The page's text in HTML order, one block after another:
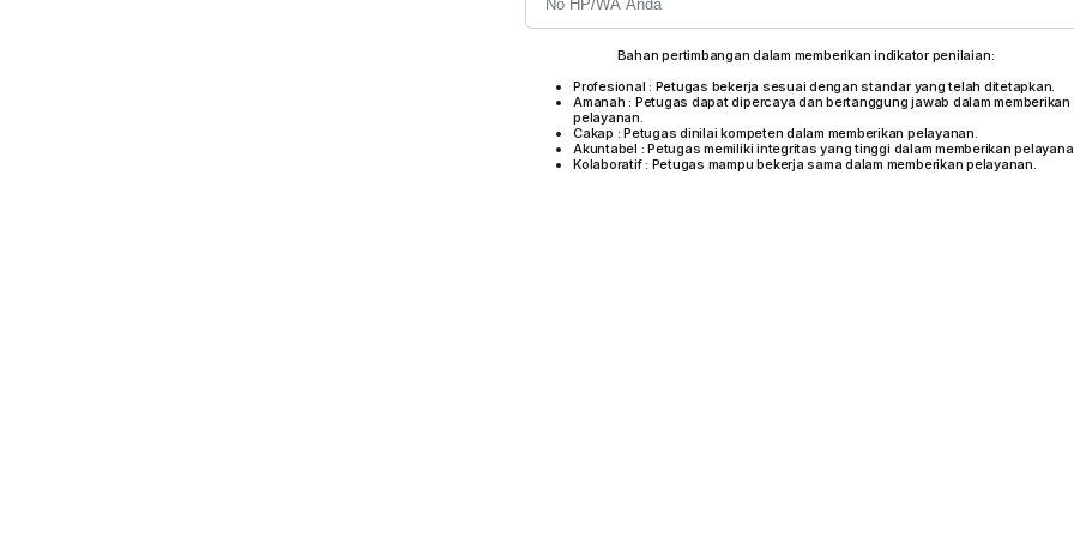
Bahan pertimbangan dalam memberikan indikator penilaian:
Profesional : Petugas bekerja sesuai dengan standar yang telah ditetapkan.
Amanah : Petugas dapat dipercaya dan bertanggung jawab dalam memberikan
pelayanan.
Cakap : Petugas dinilai kompeten dalam memberikan pelayanan.
Akuntabel : Petugas memiliki integritas yang tinggi dalam memberikan
Kolaboratif : Petugas mampu bekerja sama dalam memberikan pelayanan.